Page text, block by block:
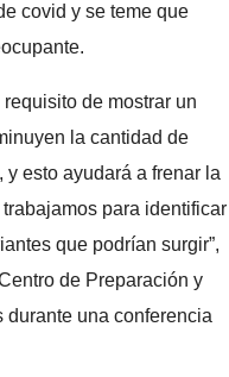
covid y se teme que
de mostrar un
la cantidad de
esto ayudará a frenar la
para identificar
que podrían surgir”,
de Preparación y
una conferencia